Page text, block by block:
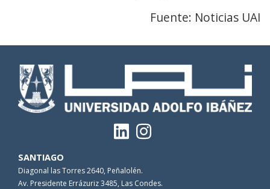
Fuente: Noticias UAI
SANTIAGO
Diagonal las Torres 2640, Peñalolén.
Av. Presidente Errázuriz 3485, Las Condes.